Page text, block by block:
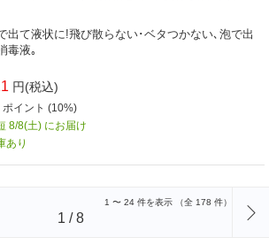
出て液状に!飛び散らない･ベタつかない､泡で出
毒液｡
円(税込)
ポイント (10%)
8/8(土) にお届け
あり
1 〜 24 件を表示 （全 178 件）
1 /8